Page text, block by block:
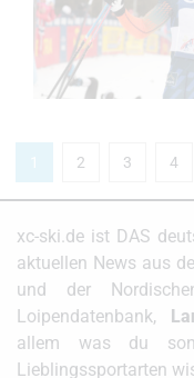
2 3 4
xc-ski.de ist DAS
aktuellen News aus
und der
Loipendatenbank,
allem was du
Lieblingssportarten